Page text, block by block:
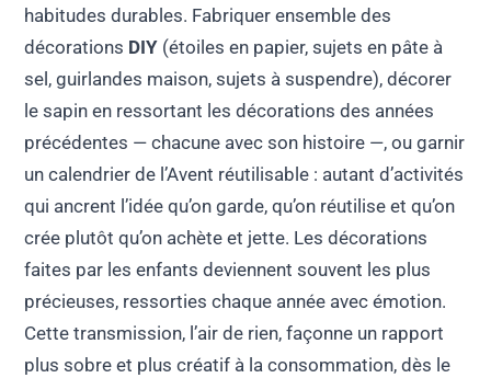
habitudes durables. Fabriquer ensemble des
décorations DIY (étoiles en papier, sujets en pâte à
sel, guirlandes maison, sujets à suspendre), décorer
le sapin en ressortant les décorations des années
précédentes — chacune avec son histoire —, ou garnir
un calendrier de l’Avent réutilisable : autant d’activités
qui ancrent l’idée qu’on garde, qu’on réutilise et qu’on
crée plutôt qu’on achète et jette. Les décorations
faites par les enfants deviennent souvent les plus
précieuses, ressorties chaque année avec émotion.
Cette transmission, l’air de rien, façonne un rapport
plus sobre et plus créatif à la consommation, dès le